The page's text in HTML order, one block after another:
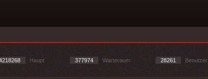
Haupt 377974 Warteraum 28261 Benutzer